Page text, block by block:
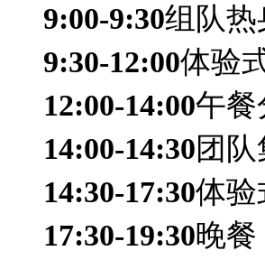
9:00-9:30组队热
9:30-12:00体验
12:00-14:00午餐
14:00-14:30团
14:30-17:30体验
17:30-19:30晚